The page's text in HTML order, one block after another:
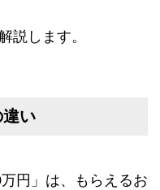
説します。
い
円」は、もらえるお